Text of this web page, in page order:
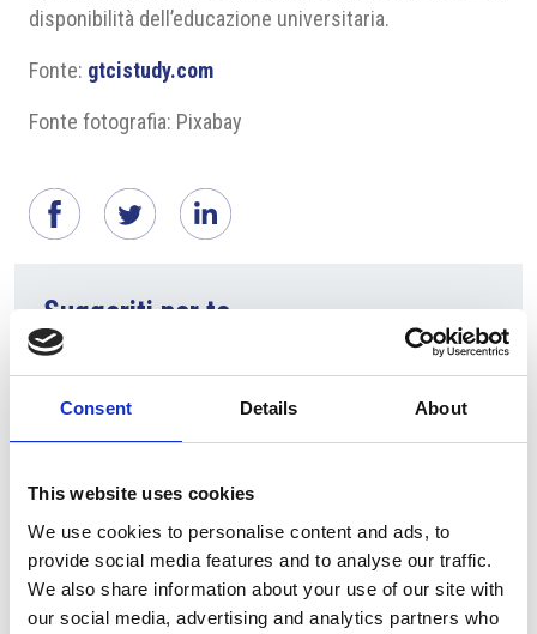
Consent Details About
This website uses cookies
We use cookies to personalise content and ads, to
provide social media features and to analyse our traffic.
We also share information about your use of our site with
our social media, advertising and analytics partners who
disponibilità dell’educazione universitaria.
Fonte: gtcistudy.com
Fonte fotografia: Pixabay
Suggeriti per te
7 Agosto 2026